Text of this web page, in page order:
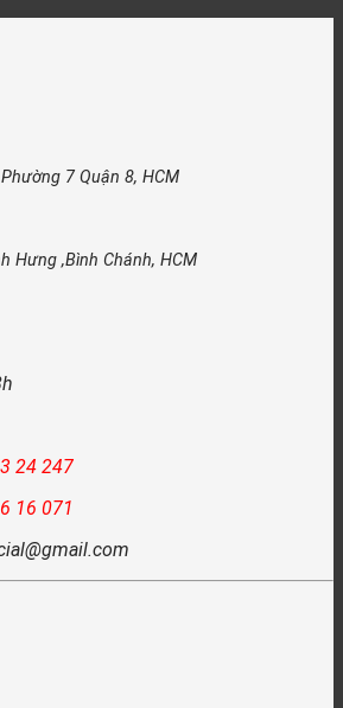
7 Quận 8, HCM
Hưng ,Bình Chánh, HCM
24 247
16 071